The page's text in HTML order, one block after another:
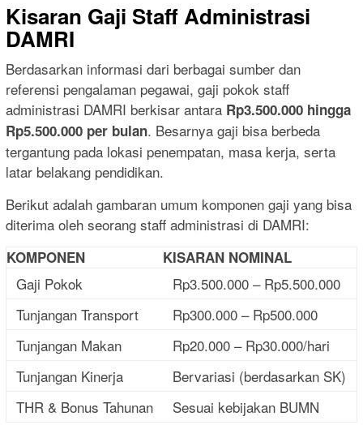
Kisaran Gaji Staff Administrasi
DAMRI
Berdasarkan informasi dari berbagai sumber dan
referensi pengalaman pegawai, gaji pokok staff
administrasi DAMRI berkisar antara Rp3.500.000 hingga
Rp5.500.000 per bulan. Besarnya gaji bisa berbeda
tergantung pada lokasi penempatan, masa kerja, serta
latar belakang pendidikan.
Berikut adalah gambaran umum komponen gaji yang bisa
diterima oleh seorang staff administrasi di DAMRI:
KOMPONEN KISARAN NOMINAL
Gaji Pokok
Rp3.500.000 – Rp5.500.000
Tunjangan Transport
Rp300.000 – Rp500.000
Tunjangan Makan
Rp20.000 – Rp30.000/hari
Tunjangan Kinerja
Bervariasi (berdasarkan SK)
THR & Bonus Tahunan
Sesuai kebijakan BUMN